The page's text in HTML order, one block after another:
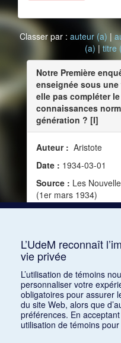
Classer par : auteur (a) |
(a) |titre
Notre Première
enseignée sous
elle pas compléter
connaissances
génération ? [I]
Auteur : Aristote
Date : 1934-03-01
Source : Les
(1er mars 1934)
L’UdeM reconnaît
vie privée
L’utilisation de témoins
personnaliser votre
obligatoires pour assurer
du site Web, alors que
préférences. En
utilisation de témoins